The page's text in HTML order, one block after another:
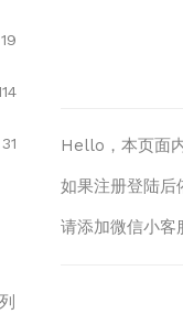
Hello，本页面
如果注册登陆后
请添加微信小客
19
31